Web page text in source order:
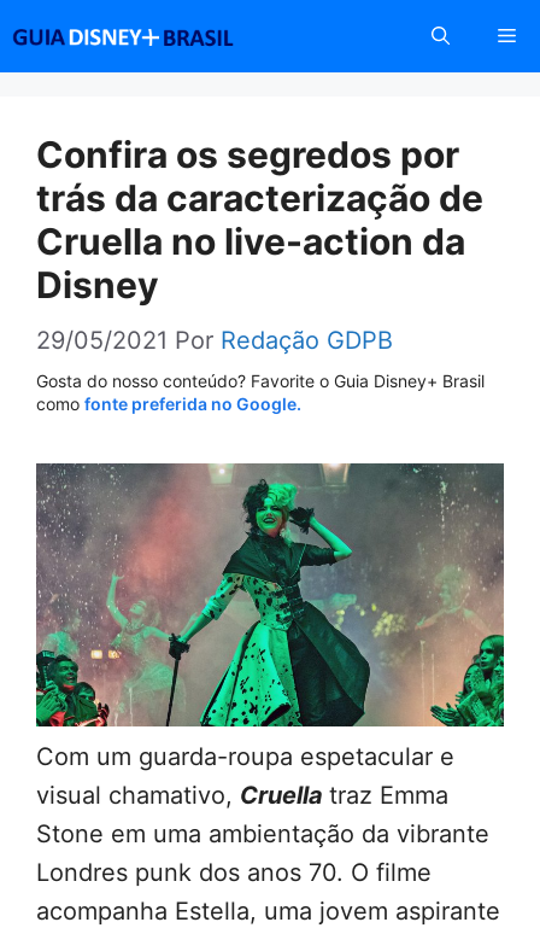
conteúdo
Confira os segredos por
trás da caracterização de
Cruella no live-action da
Disney
29/05/2021 Por Redação GDPB
Gosta do nosso conteúdo? Favorite o Guia Disney+ Brasil
como fonte preferida no Google.
Com um guarda-roupa espetacular e
visual chamativo, Cruella traz Emma
Stone em uma ambientação da vibrante
Londres punk dos anos 70. O filme
acompanha Estella, uma jovem aspirante